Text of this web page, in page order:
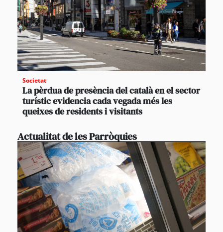
Societat
La pèrdua de presència del català en el sector
turístic evidencia cada vegada més les
queixes de residents i visitants
Actualitat de les Parròquies